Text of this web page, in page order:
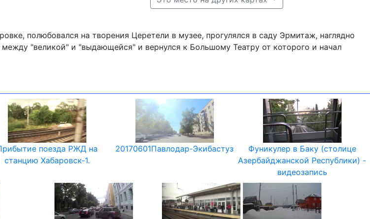
полюбовался на творения Церетели в музее, прогулялся в саду Эрмитаж, наглядно
"великой" и "выдающейся" и вернулся к Большому Театру от которого и начал
поезда РЖД на
станцию Хабаровск-1.
20170601Павлодар-Экибастуз
Фуникулер в Баку (столице
Азербайджанской Республики) -
видеозапись